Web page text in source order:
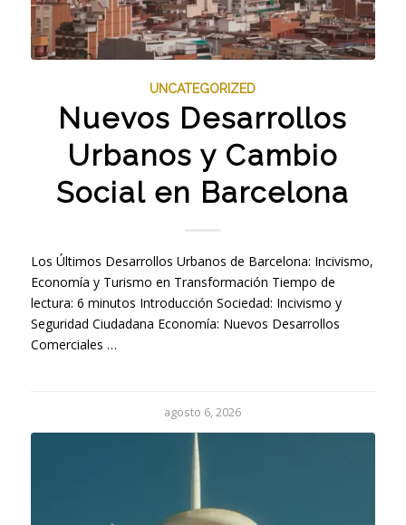
UNCATEGORIZED
Nuevos Desarrollos
Urbanos y Cambio
Social en Barcelona
Los Últimos Desarrollos Urbanos de Barcelona: Incivismo,
Economía y Turismo en Transformación Tiempo de
lectura: 6 minutos Introducción Sociedad: Incivismo y
Seguridad Ciudadana Economía: Nuevos Desarrollos
Comerciales …
agosto 6, 2026